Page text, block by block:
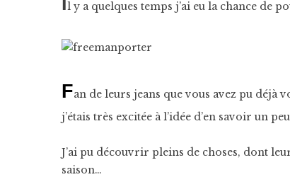
l y a quelques temps j’ai eu la chance de
Fan de leurs jeans que vous avez pu déjà
j’étais très excitée à l’idée d’en savoir un
J’ai pu découvrir pleins de choses, dont
saison…